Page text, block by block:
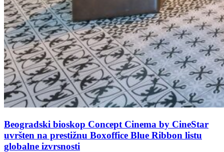
Beogradski bioskop Concept Cinema by CineStar
uvršten na prestižnu Boxoffice Blue Ribbon listu
globalne izvrsnosti